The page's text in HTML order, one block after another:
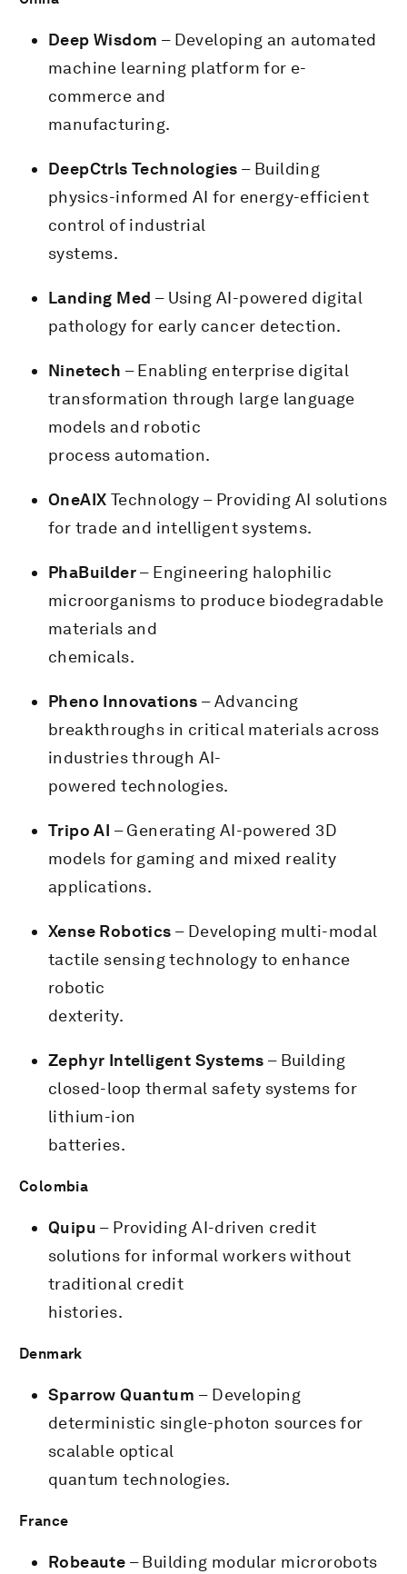
Deep Wisdom – Developing an automated
machine learning platform for e-
commerce and
manufacturing.
DeepCtrls Technologies – Building
physics-informed AI for energy-efficient
control of industrial
systems.
Landing Med – Using AI-powered digital
pathology for early cancer detection.
Ninetech – Enabling enterprise digital
transformation through large language
models and robotic
process automation.
OneAIX Technology – Providing AI solutions
for trade and intelligent systems.
PhaBuilder– Engineering halophilic
microorganisms to produce biodegradable
materials and
chemicals.
Pheno Innovations – Advancing
breakthroughs in critical materials across
industries through AI-
powered technologies.
Tripo AI – Generating AI-powered 3D
models for gaming and mixed reality
applications.
Xense Robotics – Developing multi-modal
tactile sensing technology to enhance
robotic
dexterity.
Zephyr Intelligent Systems – Building
closed-loop thermal safety systems for
lithium-ion
batteries.
Colombia
Quipu – Providing AI-driven credit
solutions for informal workers without
traditional credit
histories.
Denmark
Sparrow Quantum – Developing
deterministic single-photon sources for
scalable optical
quantum technologies.
France
Robeaute – Building modular microrobots